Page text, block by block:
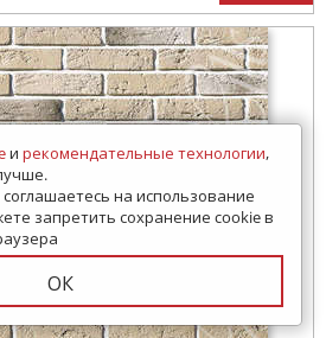
и рекомендательные технологии,
на использование
запретить сохранение cookie в
ОК